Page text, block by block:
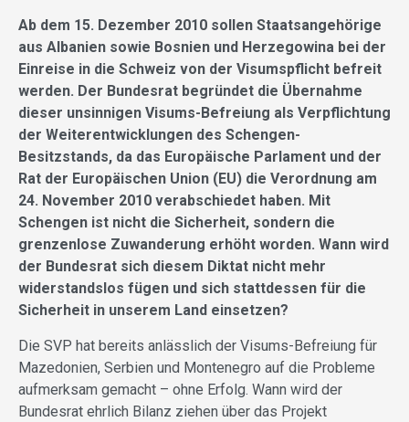
Ab dem 15. Dezember 2010 sollen Staatsangehörige
aus Albanien sowie Bosnien und Herzegowina bei der
Einreise in die Schweiz von der Visumspflicht befreit
werden. Der Bundesrat begründet die Übernahme
dieser unsinnigen Visums-Befreiung als Verpflichtung
der Weiterentwicklungen des Schengen-
Besitzstands, da das Europäische Parlament und der
Rat der Europäischen Union (EU) die Verordnung am
24. November 2010 verabschiedet haben. Mit
Schengen ist nicht die Sicherheit, sondern die
grenzenlose Zuwanderung erhöht worden. Wann wird
der Bundesrat sich diesem Diktat nicht mehr
widerstandslos fügen und sich stattdessen für die
Sicherheit in unserem Land einsetzen?
Die SVP hat bereits anlässlich der Visums-Befreiung für
Mazedonien, Serbien und Montenegro auf die Probleme
aufmerksam gemacht – ohne Erfolg. Wann wird der
Bundesrat ehrlich Bilanz ziehen über das Projekt